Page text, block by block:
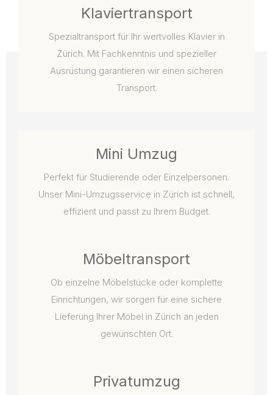
Klaviertransport
Spezialtransport für Ihr wertvolles Klavier in
Zürich. Mit Fachkenntnis und spezieller
Ausrüstung garantieren wir einen sicheren
Transport.
Mini Umzug
Perfekt für Studierende oder Einzelpersonen.
Unser Mini-Umzugsservice in Zürich ist schnell,
effizient und passt zu Ihrem Budget.
Möbeltransport
Ob einzelne Möbelstücke oder komplette
Einrichtungen, wir sorgen für eine sichere
Lieferung Ihrer Möbel in Zürich an jeden
gewünschten Ort.
Privatumzug